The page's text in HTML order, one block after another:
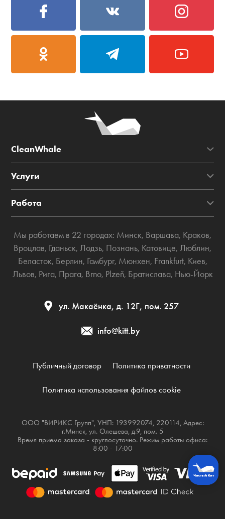
CleanWhale
Услуги
Работа
Мы работаем в 22 городах: Минск, Варшава, Краков,
Вроцлав, Гданьск, Лодзь, Познань, Катовице, Люблин,
Беласток, Берлин, Гамбург, Мюнхен, Frankfurt, Киев,
Львов, Рига, Прага, Brno, Plzeň, Братислава, Нью-Йорк
ул. Макаёнка, д. 12Г, пом. 257
info@kitt.by
Публичный договор Политика приватности
Политика использования файлов cookie
ООО "ВИРИКС Групп", УНП: 193992074, 220114, Адрес:
г.Минск, ул. Олешева, д.9, пом. 5
Время приема заказа - круглосуточно. Режим работы офиса:
8:00 - 17:00